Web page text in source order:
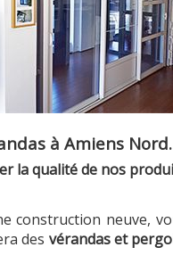
à Amiens Nord.
la qualité de nos
construction neuve,
des vérandas et